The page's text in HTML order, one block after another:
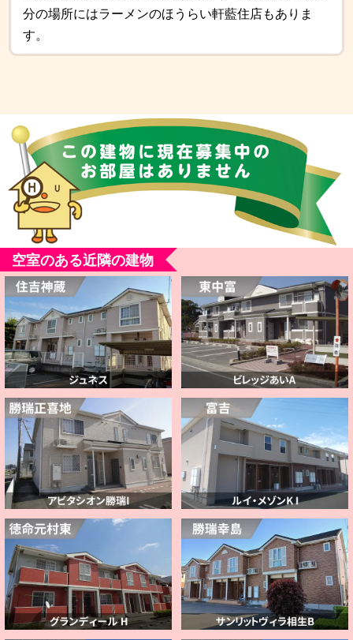
分の場所にはラーメンのほうらい軒藍住店もありま
す。
空室のある近隣の建物